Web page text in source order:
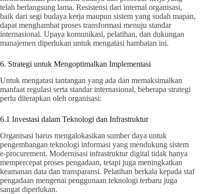
telah berlangsung lama. Resistensi dari internal organisasi,
baik dari segi budaya kerja maupun sistem yang sudah mapan,
dapat menghambat proses transformasi menuju standar
internasional. Upaya komunikasi, pelatihan, dan dukungan
manajemen diperlukan untuk mengatasi hambatan ini.
6. Strategi untuk Mengoptimalkan Implementasi
Untuk mengatasi tantangan yang ada dan memaksimalkan
manfaat regulasi serta standar internasional, beberapa strategi
perlu diterapkan oleh organisasi:
6.1 Investasi dalam Teknologi dan Infrastruktur
Organisasi harus mengalokasikan sumber daya untuk
pengembangan teknologi informasi yang mendukung sistem
e-procurement. Modernisasi infrastruktur digital tidak hanya
mempercepat proses pengadaan, tetapi juga meningkatkan
keamanan data dan transparansi. Pelatihan berkala kepada staf
pengadaan mengenai penggunaan teknologi terbaru juga
sangat diperlukan.